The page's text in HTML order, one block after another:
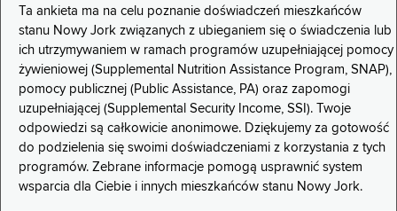
Ta ankieta ma na celu poznanie doświadczeń mieszkańców
stanu Nowy Jork związanych z ubieganiem się o świadczenia lub
ich utrzymywaniem w ramach programów uzupełniającej pomocy
żywieniowej (Supplemental Nutrition Assistance Program, SNAP),
pomocy publicznej (Public Assistance, PA) oraz zapomogi
uzupełniającej (Supplemental Security Income, SSI). Twoje
odpowiedzi są całkowicie anonimowe. Dziękujemy za gotowość
do podzielenia się swoimi doświadczeniami z korzystania z tych
programów. Zebrane informacje pomogą usprawnić system
wsparcia dla Ciebie i innych mieszkańców stanu Nowy Jork.